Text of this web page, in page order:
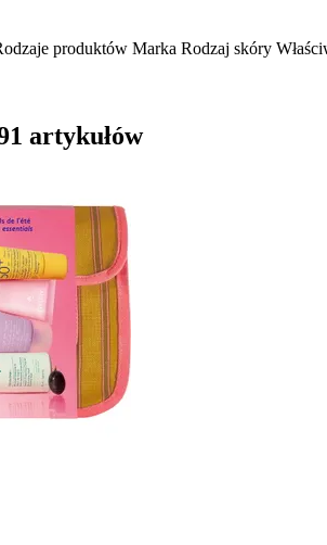
produktów Marka Rodzaj skóry
artykułów